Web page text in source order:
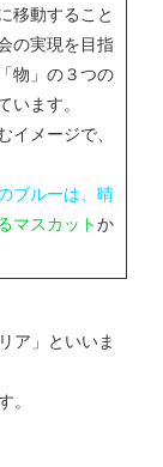
移動すること
の実現を目指
物」の３つの
います。
イメージで、
ブルーは、晴
マスカットか
ア」といいま
。